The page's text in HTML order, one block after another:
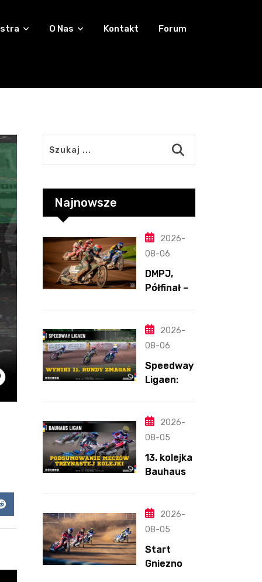
O Nas Kontakt Forum
Reddit
Najnowsze
2026-
08-06
DMPJ,
Półfinał –
,
5.08.2026
2026-
08-06
Speedway
Ligaen:
Speedway
nie
tempa.
Lider
ponownie
zwycięski
2026-
08-05
13. kolejka
Bauhaus-
y
Henriksso
mecz
Blödorna
2026-
08-05
Start
Gniezno –